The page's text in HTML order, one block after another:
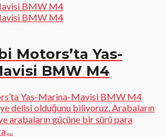
Motors’ta Yas-
BMW M4
Yas-Marina-Mavisi BMW M4
delisi olduğunu biliyoruz. Arabaların
arabaların güçüne bir sürü para